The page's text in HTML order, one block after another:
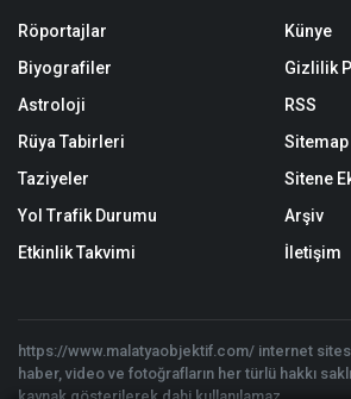
Röportajlar
Biyografiler
Astroloji
Rüya Tabirleri
Taziyeler
Yol Trafik Durumu
Etkinlik Takvimi
Künye
Gizlilik
RSS
Sitemap
Sitene
Arşiv
İletişim
https://www.malatyaobjektif.com/ internet
haber, video ve fotoğrafların her türlü hakkı